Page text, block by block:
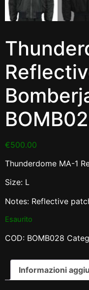
€500.00
Thunderdome MA-1
Size: L
Notes: Reflective
Esaurito
COD: BOMB028
Informazioni